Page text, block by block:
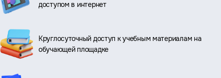
доступом в интернет
Круглосуточный доступ к учебным материалам на
обучающей площадке